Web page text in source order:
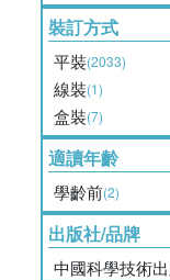
裝訂方式
平裝(2033)
線裝(1)
盒裝(7)
適讀年齡
學齡前(2)
出版社/品牌
中國科學技術